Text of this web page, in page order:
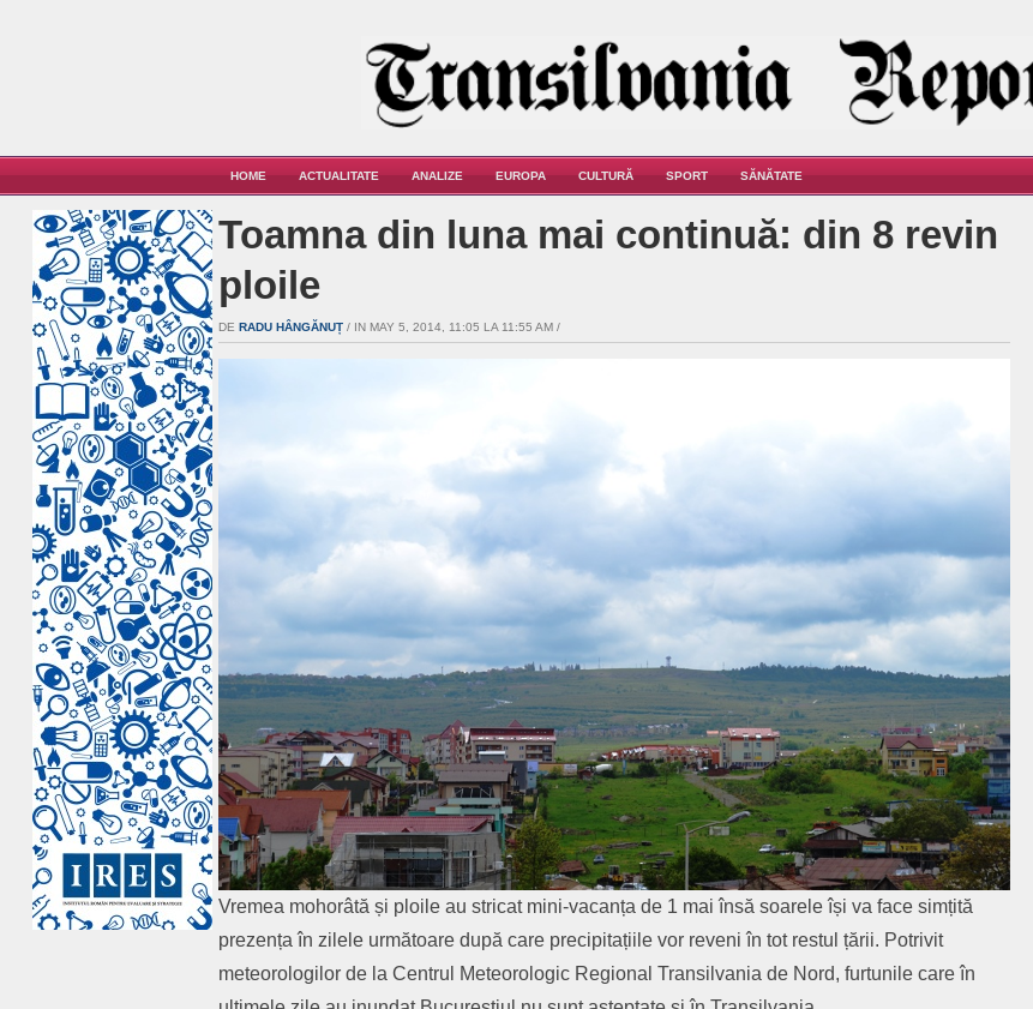
HOME ACTUALITATE ANALIZE EUROPA CULTURĂ SPORT SĂNĂTATE
Toamna din luna mai continuă: din 8 revin
ploile
DE RADU HÂNGĂNUȚ / IN MAY 5, 2014, 11:05 LA 11:55 AM /
Vremea mohorâtă și ploile au stricat mini-vacanța de 1 mai însă soarele își va face simțită
prezența în zilele următoare după care precipitațiile vor reveni în tot restul țării. Potrivit
meteorologilor de la Centrul Meteorologic Regional Transilvania de Nord, furtunile care în